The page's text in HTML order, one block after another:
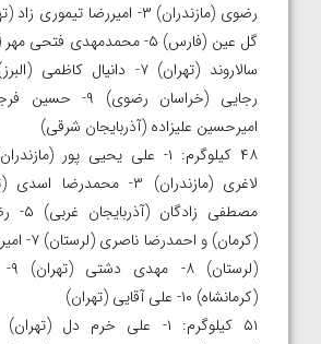
گل عین (فارس) ۵- محمدمهدی
امیرحسین علیزاده (آذربایجان شرقی)
مصطفی
(کرمان) و
(کرمانشاه) ۱۰- علی آقایی (تهران)